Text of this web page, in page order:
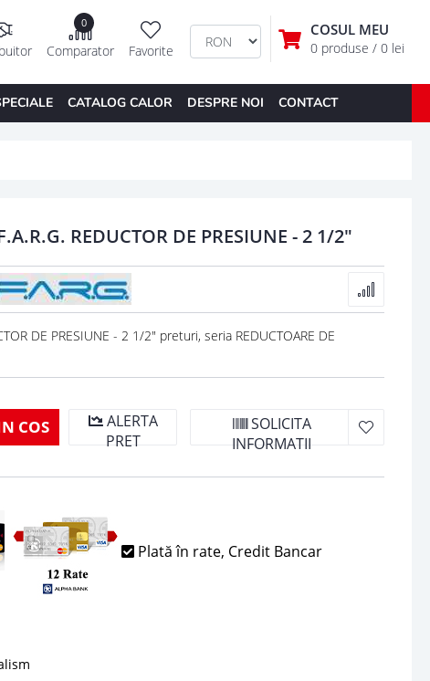
COSUL MEU
0 produse / 0 lei
Favorite
0
Comparator
CATALOG CALOR DESPRE NOI CONTACT
REDUCTOR DE PRESIUNE - 2 1/2"
DE PRESIUNE - 2 1/2" preturi, seria REDUCTOARE DE
COS
ALERTA
PRET
SOLICITA
INFORMATII
Plată în rate, Credit Bancar